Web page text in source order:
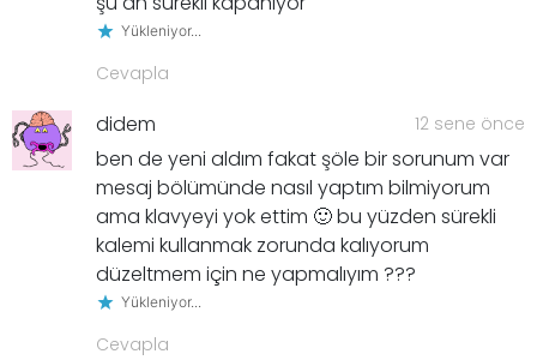
Yükleniyor...
Cevapla
didem 12 sene önce
ben de yeni aldım fakat şöle bir sorunum var
mesaj bölümünde nasıl yaptım bilmiyorum
ama klavyeyi yok ettim 🙂 bu yüzden sürekli
kalemi kullanmak zorunda kalıyorum
düzeltmem için ne yapmalıyım ???
Yükleniyor...
Cevapla